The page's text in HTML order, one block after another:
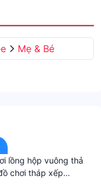
Mẹ & Bé
lồng hộp vuông thả
chơi tháp xếp